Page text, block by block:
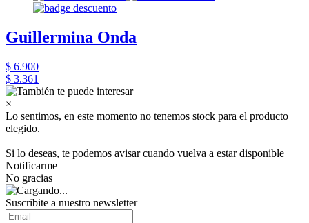
Guillermina Onda
$ 6.900
$ 3.361
×
Lo sentimos, en este momento no tenemos stock para el producto
elegido.
Si lo deseas, te podemos avisar cuando vuelva a estar disponible
Notificarme
No gracias
Suscribite a nuestro newsletter